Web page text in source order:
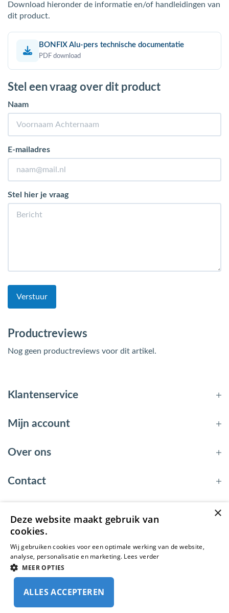
Download hieronder de informatie en/of handleidingen van
dit product.
BONFIX Alu-pers technische documentatie
PDF download
Stel een vraag over dit product
Naam
E-mailadres
Stel hier je vraag
Verstuur
Productreviews
Nog geen productreviews voor dit artikel.
Klantenservice
Mijn account
Over ons
Contact
© 2026 - EnergyBy
×
Deze website maakt gebruik van
cookies.
Wij gebruiken cookies voor een optimale werking van de website,
analyse, personalisatie en marketing. Lees verder
MEER OPTIES
ALLES ACCEPTEREN